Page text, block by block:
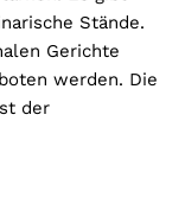
Stände.
Gerichte
werden. Die
der